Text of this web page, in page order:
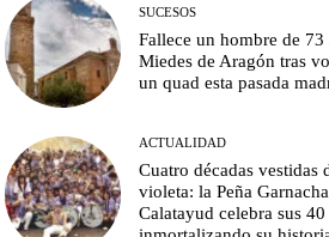
SUCESOS
Fallece un hombre de 73
Miedes de Aragón tras
un quad esta pasada
ACTUALIDAD
Cuatro décadas vestidas
violeta: la Peña
Calatayud celebra sus 40